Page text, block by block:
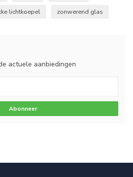
lichtkoepel zonwerend glas
actuele aanbiedingen
Abonneer